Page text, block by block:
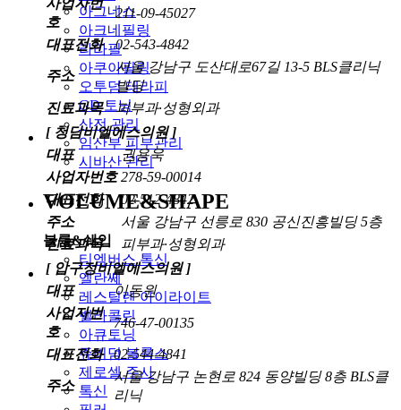
아그네스
아크네필링
라라필
아쿠아필링
오투덤 테라피
GD 토닝
산전 관리
임산부 피부관리
시바산 관리
VOLUME&SHAPE
볼륨&쉐입
티엠버스 톡신
엘란쎄
레스틸렌 아이라이트
벨라콜린
아큐토닝
쥬비덤 볼룩스
제로셀 주사
톡신
호
211-09-45027
대표전화 02-543-4842
주소
서울 강남구 도산대로67길 13-5 BLS클리닉
빌딩
진료과목
피부과·성형외과
[ 청담비엘에스의원 ]
대표
권용욱
사업자번호 278-59-00014
대표전화
02-512-4842
주소
서울 강남구 선릉로 830 공신진흥빌딩 5층
진료과목
피부과·성형외과
[ 압구정비엘에스의원 ]
대표
이동원
사업자번
호
746-47-00135
대표전화 02-544-4841
주소
서울 강남구 논현로 824 동양빌딩 8층 BLS클
리닉